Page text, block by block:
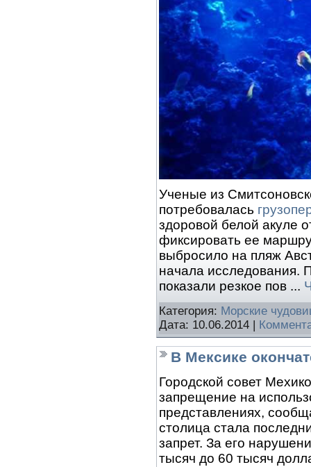
Ученые из
потребовалась
здоровой белой акуле
фиксировать ее
выбросило на пляж
начала исследования.
показали резкое пов ...
Категория: Морские
Дата: 10.06.2014
В Мексике
Городской совет
запрещение на
представлениях,
столица стала
запрет. За его
тысяч до 60 тысяч